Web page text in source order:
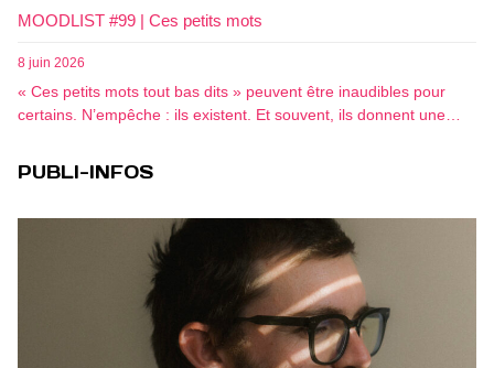
MOODLIST #99 | Ces petits mots
8 juin 2026
« Ces petits mots tout bas dits » peuvent être inaudibles pour
certains. N’empêche : ils existent. Et souvent, ils donnent une…
PUBLI-INFOS